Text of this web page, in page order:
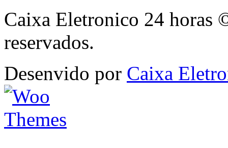
Caixa Eletronico 24 horas
reservados.
Desenvido por Caixa